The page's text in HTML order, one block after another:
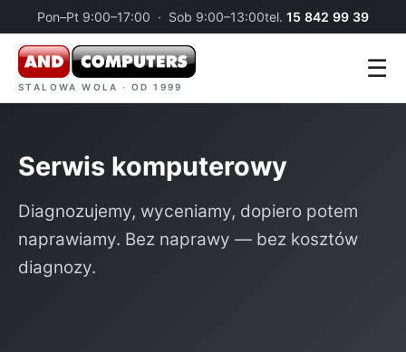
Pon–Pt 9:00–17:00 · Sob 9:00–13:00tel. 15 842 99 39
STALOWA WOLA · OD 1999
☰
Serwis komputerowy
Diagnozujemy, wyceniamy, dopiero potem
naprawiamy. Bez naprawy — bez kosztów
diagnozy.